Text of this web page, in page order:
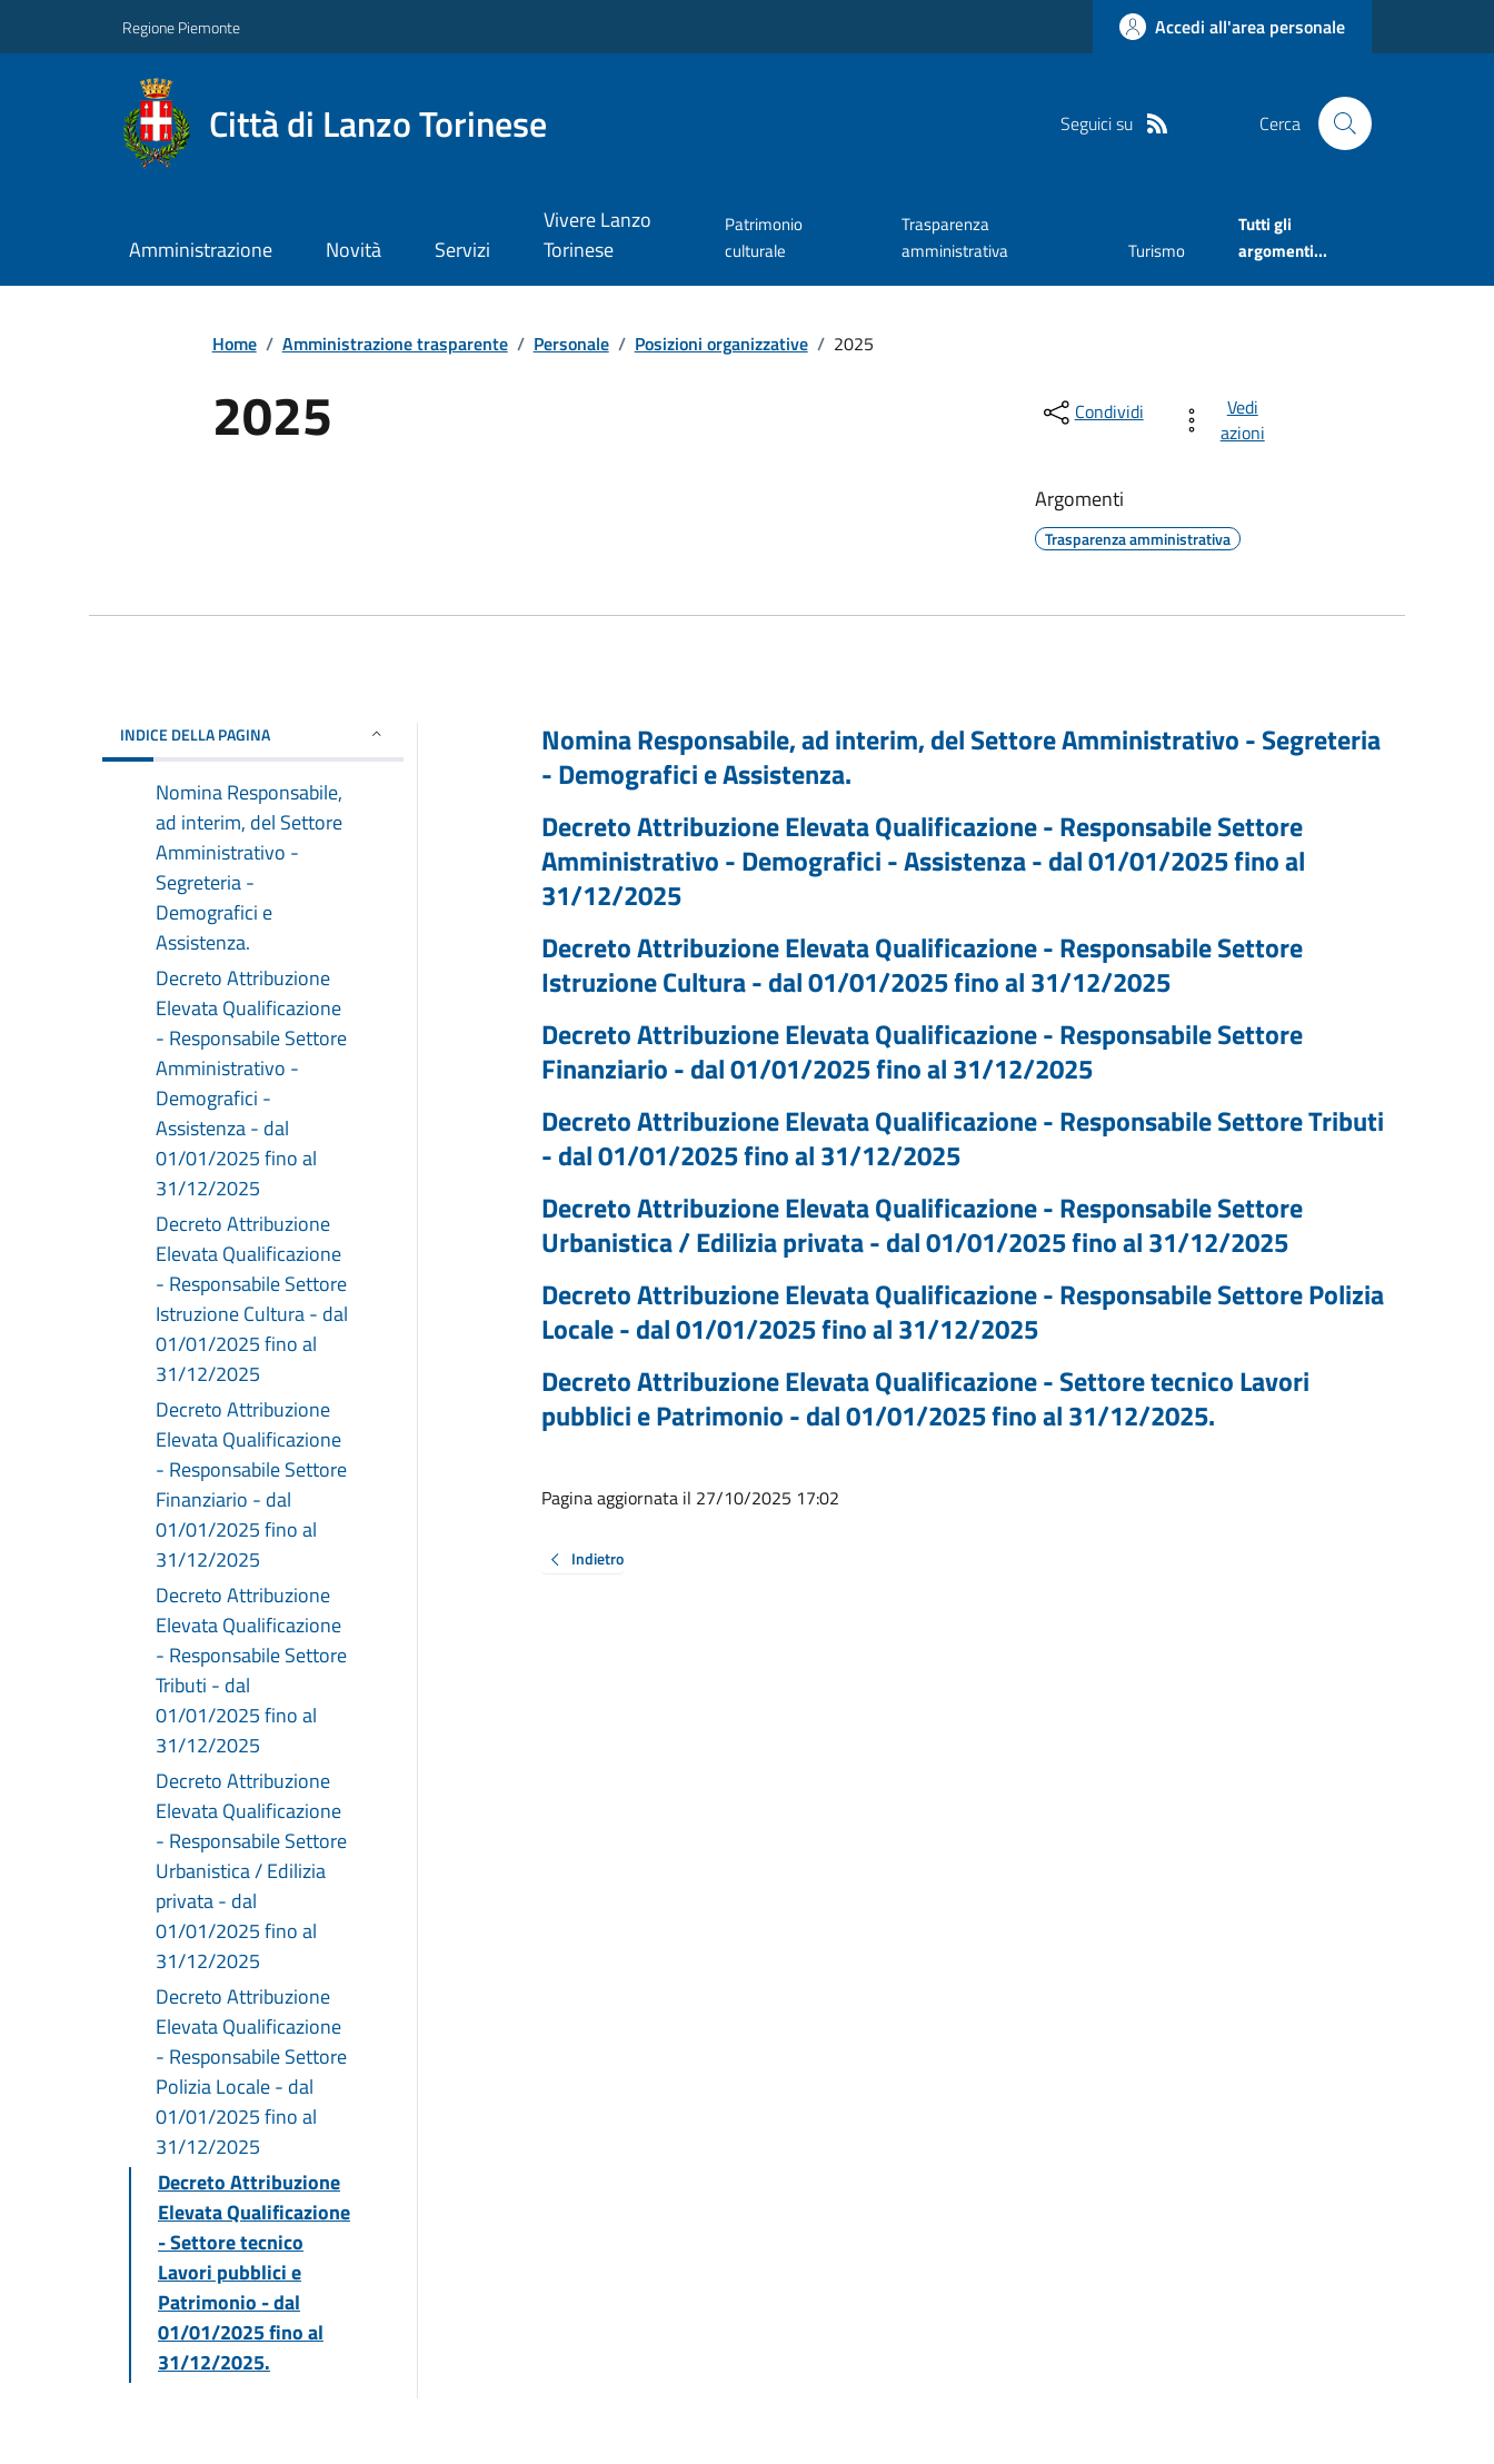
Regione Piemonte Accedi all'area personale
Città di Lanzo Torinese Seguici su Cerca
Amministrazione Novità Servizi
Vivere Lanzo
Torinese
Patrimonio
culturale
Trasparenza
amministrativa
Turismo
Tutti gli
argomenti...
Home / Amministrazione trasparente / Personale / Posizioni organizzative / 2025
2025 Condividi
Vedi
azioni
Argomenti
Trasparenza amministrativa
INDICE DELLA PAGINA
Nomina Responsabile,
ad interim, del Settore
Amministrativo -
Segreteria -
Demografici e
Assistenza.
Decreto Attribuzione
Elevata Qualificazione
- Responsabile Settore
Amministrativo -
Demografici -
Assistenza - dal
01/01/2025 fino al
31/12/2025
Decreto Attribuzione
Elevata Qualificazione
- Responsabile Settore
Istruzione Cultura - dal
01/01/2025 fino al
31/12/2025
Decreto Attribuzione
Elevata Qualificazione
- Responsabile Settore
Finanziario - dal
01/01/2025 fino al
31/12/2025
Decreto Attribuzione
Elevata Qualificazione
- Responsabile Settore
Tributi - dal
01/01/2025 fino al
31/12/2025
Decreto Attribuzione
Elevata Qualificazione
- Responsabile Settore
Urbanistica / Edilizia
privata - dal
01/01/2025 fino al
31/12/2025
Decreto Attribuzione
Elevata Qualificazione
- Responsabile Settore
Polizia Locale - dal
01/01/2025 fino al
31/12/2025
Decreto Attribuzione
Elevata Qualificazione
- Settore tecnico
Lavori pubblici e
Patrimonio - dal
01/01/2025 fino al
31/12/2025.
Nomina Responsabile, ad interim, del Settore Amministrativo - Segreteria
- Demografici e Assistenza.
Decreto Attribuzione Elevata Qualificazione - Responsabile Settore
Amministrativo - Demografici - Assistenza - dal 01/01/2025 fino al
31/12/2025
Decreto Attribuzione Elevata Qualificazione - Responsabile Settore
Istruzione Cultura - dal 01/01/2025 fino al 31/12/2025
Decreto Attribuzione Elevata Qualificazione - Responsabile Settore
Finanziario - dal 01/01/2025 fino al 31/12/2025
Decreto Attribuzione Elevata Qualificazione - Responsabile Settore Tributi
- dal 01/01/2025 fino al 31/12/2025
Decreto Attribuzione Elevata Qualificazione - Responsabile Settore
Urbanistica / Edilizia privata - dal 01/01/2025 fino al 31/12/2025
Decreto Attribuzione Elevata Qualificazione - Responsabile Settore Polizia
Locale - dal 01/01/2025 fino al 31/12/2025
Decreto Attribuzione Elevata Qualificazione - Settore tecnico Lavori
pubblici e Patrimonio - dal 01/01/2025 fino al 31/12/2025.
Pagina aggiornata il 27/10/2025 17:02
Indietro